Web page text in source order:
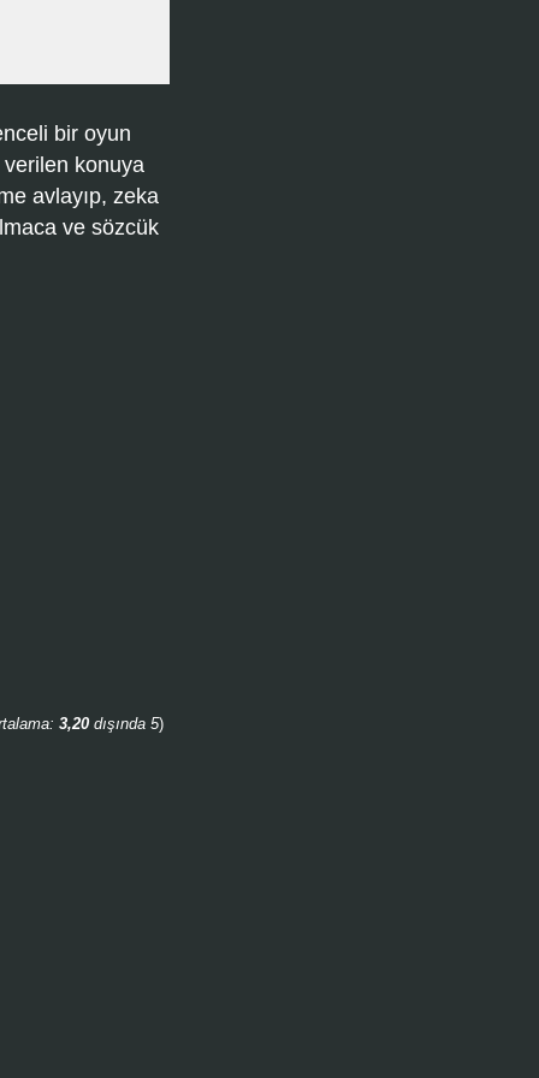
bir oyun
konuya
avlayıp, zeka
ve sözcük
3,20 dışında 5)